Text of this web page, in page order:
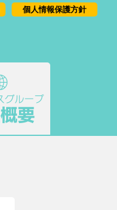
個人情報保護方針